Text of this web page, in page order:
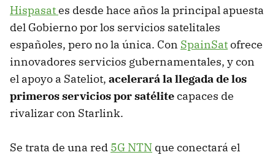
Hispasates desde hace años la principal apuesta
del Gobierno por los servicios satelitales
españoles, pero no la única. Con SpainSatofrece
innovadores servicios gubernamentales, y con
el apoyo a Sateliot, acelerará la llegada de los
primeros servicios por satélitecapaces de
rivalizar con Starlink.
Se trata de una red 5G NTN que conectará el